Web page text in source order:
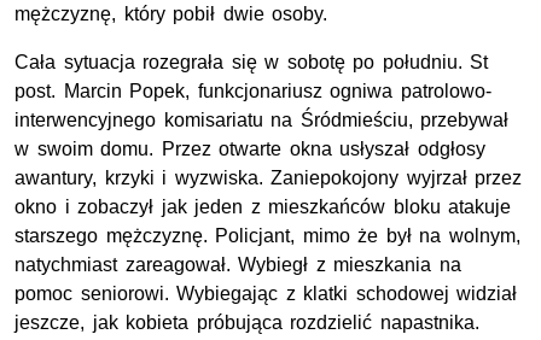
mężczyznę, który pobił dwie osoby.
Cała sytuacja rozegrała się w sobotę po południu. St
post. Marcin Popek, funkcjonariusz ogniwa patrolowo-
interwencyjnego komisariatu na Śródmieściu, przebywał
w swoim domu. Przez otwarte okna usłyszał odgłosy
awantury, krzyki i wyzwiska. Zaniepokojony wyjrzał przez
okno i zobaczył jak jeden z mieszkańców bloku atakuje
starszego mężczyznę. Policjant, mimo że był na wolnym,
natychmiast zareagował. Wybiegł z mieszkania na
pomoc seniorowi. Wybiegając z klatki schodowej widział
jeszcze, jak kobieta próbująca rozdzielić napastnika.